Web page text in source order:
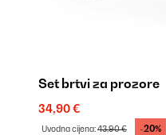
Set brtvi za prozore
34,90 €
Uvodna cijena:43,90 € -20%